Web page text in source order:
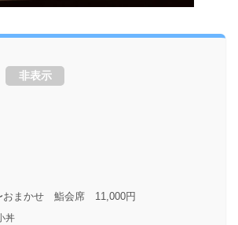
非表示
まかせ 鮨会席 11,000円
丼